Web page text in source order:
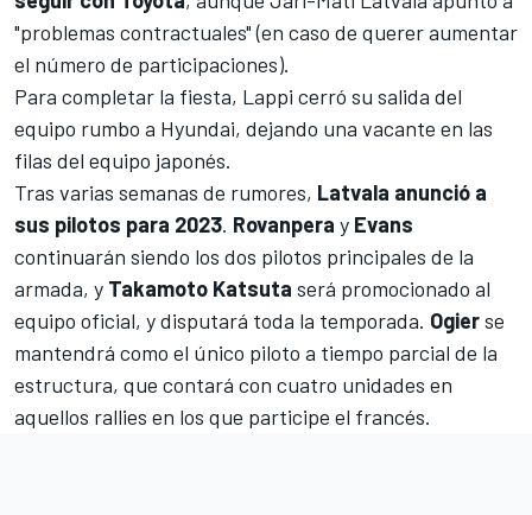
"problemas contractuales" (en caso de querer aumentar
el número de participaciones).
Para completar la fiesta, Lappi cerró su salida del
equipo rumbo a Hyundai, dejando una vacante en las
filas del equipo japonés.
Tras varias semanas de rumores, Latvala anunció a
sus pilotos para 2023. Rovanpera y Evans
continuarán siendo los dos pilotos principales de la
armada, y Takamoto Katsuta será promocionado al
equipo oficial, y disputará toda la temporada. Ogierse
mantendrá como el único piloto a tiempo parcial de la
estructura, que contará con cuatro unidades en
aquellos rallies en los que participe el francés.